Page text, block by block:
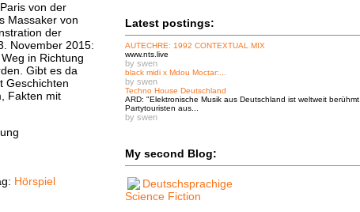
von der
Massaker von
der
November 2015:
in Richtung
Gibt es da
Geschichten
Fakten mit
Hörspiel
Latest postings:
AUTECHRE: 1992 CONTEXTUAL MIX
www.nts.live
by swen
black midi x Mdou Moctar:...
by swen
Techno House Deutschland
ARD: "Elektronische Musik aus Deutschland ist weltweit berühmt.
Partytouristen aus...
by swen
My second Blog:
Deutschsprachige
Science Fiction